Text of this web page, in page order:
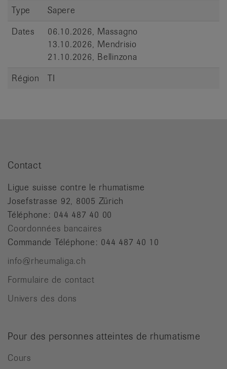
Type
Sapere
Dates
06.10.2026, Massagno
13.10.2026, Mendrisio
21.10.2026, Bellinzona
Région
TI
Contact
Ligue suisse contre le rhumatisme
Josefstrasse 92, 8005 Zürich
Téléphone: 044 487 40 00
Coordonnées bancaires
Commande Téléphone: 044 487 40 10
info@rheumaliga.ch
Formulaire de contact
Univers des dons
Pour des personnes atteintes de rhumatisme
Cours